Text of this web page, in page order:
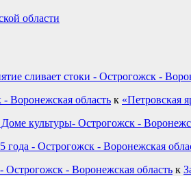
области
сливает стоки - Острогожск -
Воронежская область к «Петровская
культуры- Острогожск -
- Острогожск - Воронежская
- Воронежская область к